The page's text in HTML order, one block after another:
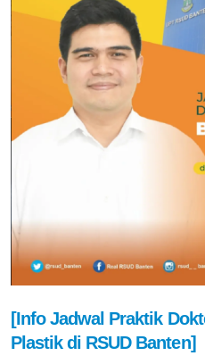
[Info Jadwal Praktik
Plastik di RSUD Banten]